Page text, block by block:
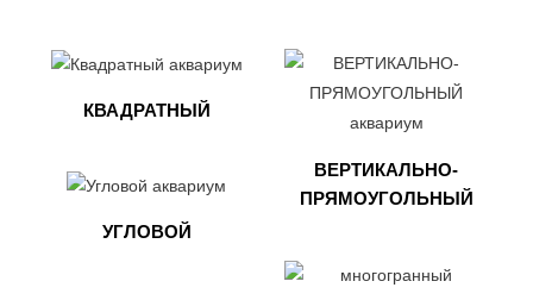
КВАДРАТНЫЙ
УГЛОВОЙ
ВЕРТИКАЛЬНО-
ПРЯМОУГОЛЬНЫЙ